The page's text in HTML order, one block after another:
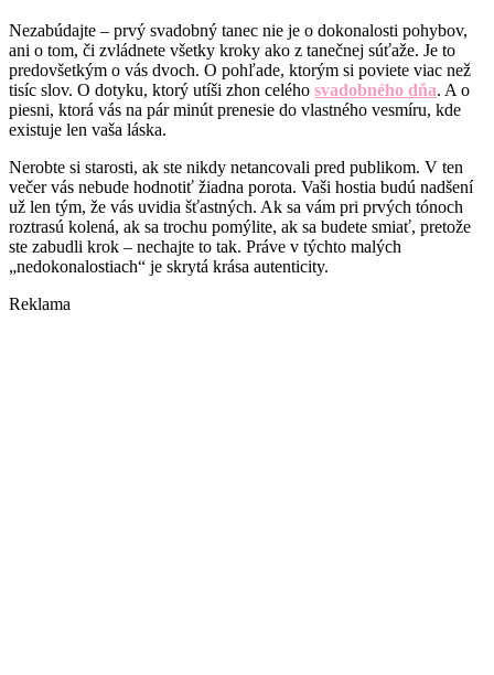
Nezabúdajte – prvý svadobný tanec nie je o dokonalosti pohybov,
ani o tom, či zvládnete všetky kroky ako z tanečnej súťaže. Je to
predovšetkým o vás dvoch. O pohľade, ktorým si poviete viac než
tisíc slov. O dotyku, ktorý utíši zhon celého svadobného dňa. A o
piesni, ktorá vás na pár minút prenesie do vlastného vesmíru, kde
existuje len vaša láska.
Nerobte si starosti, ak ste nikdy netancovali pred publikom. V ten
večer vás nebude hodnotiť žiadna porota. Vaši hostia budú nadšení
už len tým, že vás uvidia šťastných. Ak sa vám pri prvých tónoch
roztrasú kolená, ak sa trochu pomýlite, ak sa budete smiať, pretože
ste zabudli krok – nechajte to tak. Práve v týchto malých
„nedokonalostiach“ je skrytá krása autenticity.
Reklama